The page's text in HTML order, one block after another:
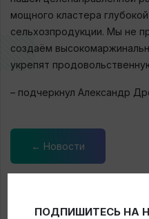
мощного кластера
сельхозпродукции. Мы не
создаём
укрепят
– подчеркнул Александр
← Новости
ПОДПИШИТЕСЬ НА